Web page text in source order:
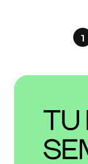
1